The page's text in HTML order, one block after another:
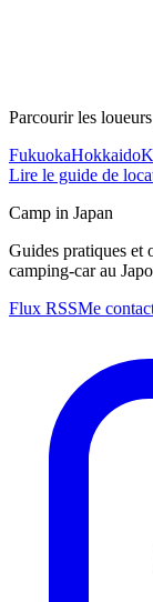
Parcourir les
FukuokaHokkaido
Lire le guide de
Camp in Japan
Guides pratiques et
camping-car au
Flux RSSMe